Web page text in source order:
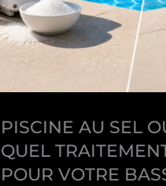
PISCINE AU SEL
QUEL
POUR VOTRE